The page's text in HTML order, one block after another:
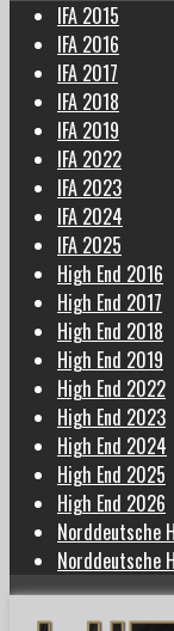
IFA 2015
IFA 2016
IFA 2017
IFA 2018
IFA 2019
IFA 2022
IFA 2023
IFA 2024
IFA 2025
High End 2016
High End 2017
High End 2018
High End 2019
High End 2022
High End 2023
High End 2024
High End 2025
High End 2026
Norddeutsche
Norddeutsche